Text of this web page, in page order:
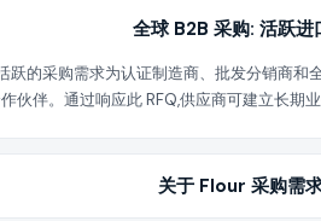
速的响应时间,以及能证明您公司出
式可能需要特定等级的供应商会员。
全球 B2B 采购: 活跃
的采购需求为认证制造商、批发分销商
伙伴。通过响应此 RFQ,供应商可建立长期
关于 Flour 采购需